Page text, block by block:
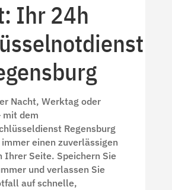
Ihr 24h
Nacht, Werktag oder
mit dem
Regensburg
immer einen zuverlässigen
Ihrer Seite. Speichern Sie
und verlassen Sie
auf schnelle,